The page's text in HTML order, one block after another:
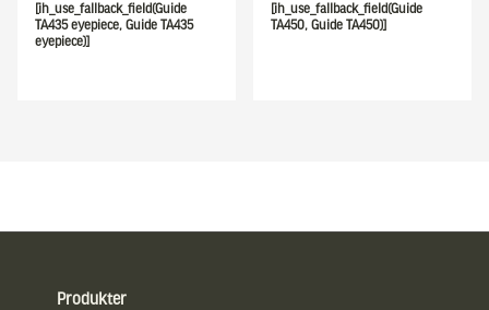
[ih_use_fallback_field(Guide
TA435 eyepiece, Guide TA435
eyepiece)]
[ih_use_fallback_field(Guide
TA450, Guide TA450)]
Produkter